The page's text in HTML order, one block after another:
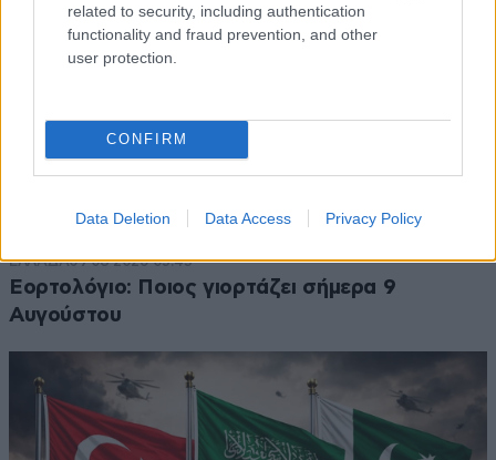
related to security, including authentication
functionality and fraud prevention, and other
user protection.
CONFIRM
Data Deletion Data Access Privacy Policy
ΕΛΛΑΔΑ09·08·2026 05:45
Εορτολόγιο: Ποιος γιορτάζει σήμερα 9
Αυγούστου